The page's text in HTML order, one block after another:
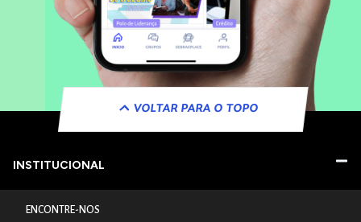
VOLTAR PARA O TOPO
INSTITUCIONAL
ENCONTRE-NOS